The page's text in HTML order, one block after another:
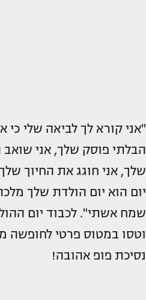
"אני קורא לך לביאה שלי כי
הבלתי פוסק שלך, אני
שלך, אני חוגג את החיוך
יום הוא יום הולדת שלך
שמח אשתי". לכבוד יום
וטסו במטוס פרטי לחופשה
נסיכת פופ אהובה!